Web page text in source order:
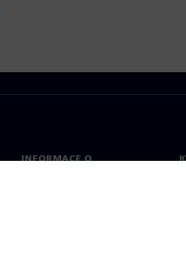
INFORMACE O